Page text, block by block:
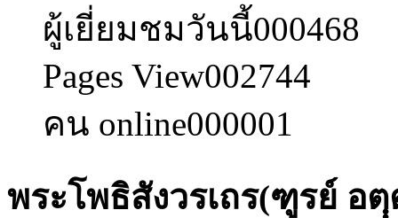
ผู้เยี่ยมชมวันนี้000468
Pages View002744
คน online000001
พระโพธิสังวรเถร(ฑูรย์ อ